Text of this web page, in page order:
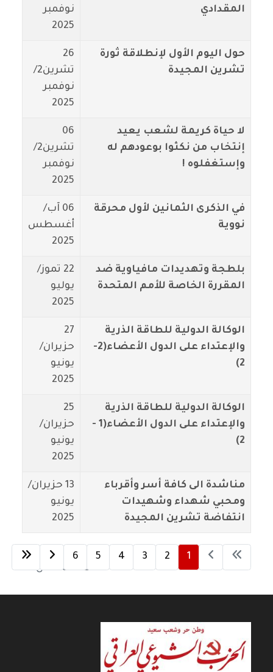
المقدادي
نوفمبر
2025
حول اليوم الأول لإنطلاقة ثورة
تشرين المجيدة
26
تشرين2/
نوفمبر
2025
لا حياة كريمة لشعب يعيد
إنتخاب من نكثوا بوعودهم له
وإستغفلوه !
06
تشرين2/
نوفمبر
2025
في الذكرى الثمانين لأول محرقة
نووية
06 آب/
أغسطس
2025
بلطجة وتهديدات مافياوية ضد
المقررة الخاصة للأمم المتحدة
22 تموز/
يوليو
2025
الوكالة الدولية للطاقة الذرية
والإعتداء على الدول الأعضاء(2-
2)
27
حزيران/
يونيو
2025
الوكالة الدولية للطاقة الذرية
والإعتداء على الدول الأعضاء(1 -
2)
25
حزيران/
يونيو
2025
مناشدة الى كافة أسر وأقرباء
ومحبي شهداء وشهيدات
انتفاضة تشرين المجيدة
13 حزيران/
يونيو
2025
الصفحة 1 من 6
1
2
3
4
5
6